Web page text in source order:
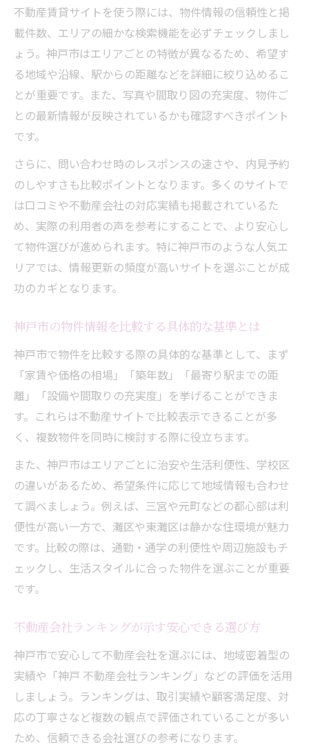
不動産賃貸サイトを使う際には、物件情報の信頼性と掲
載件数、エリアの細かな検索機能を必ずチェックしまし
ょう。神戸市はエリアごとの特徴が異なるため、希望す
る地域や沿線、駅からの距離などを詳細に絞り込めるこ
とが重要です。また、写真や間取り図の充実度、物件ご
との最新情報が反映されているかも確認すべきポイント
です。
さらに、問い合わせ時のレスポンスの速さや、内見予約
のしやすさも比較ポイントとなります。多くのサイトで
は口コミや不動産会社の対応実績も掲載されているた
め、実際の利用者の声を参考にすることで、より安心し
て物件選びが進められます。特に神戸市のような人気エ
リアでは、情報更新の頻度が高いサイトを選ぶことが成
功のカギとなります。
神戸市の物件情報を比較する具体的な基準とは
神戸市で物件を比較する際の具体的な基準として、まず
「家賃や価格の相場」「築年数」「最寄り駅までの距
離」「設備や間取りの充実度」を挙げることができま
す。これらは不動産サイトで比較表示できることが多
く、複数物件を同時に検討する際に役立ちます。
また、神戸市はエリアごとに治安や生活利便性、学校区
の違いがあるため、希望条件に応じて地域情報も合わせ
て調べましょう。例えば、三宮や元町などの都心部は利
便性が高い一方で、灘区や東灘区は静かな住環境が魅力
です。比較の際は、通勤・通学の利便性や周辺施設もチ
ェックし、生活スタイルに合った物件を選ぶことが重要
です。
不動産会社ランキングが示す安心できる選び方
神戸市で安心して不動産会社を選ぶには、地域密着型の
実績や「神戸 不動産会社ランキング」などの評価を活用
しましょう。ランキングは、取引実績や顧客満足度、対
応の丁寧さなど複数の観点で評価されていることが多い
ため、信頼できる会社選びの参考になります。